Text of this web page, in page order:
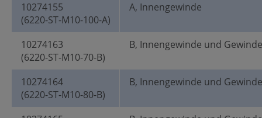
10274155
(6220-ST-M10-100-A)
A, Innengewinde
10274163
(6220-ST-M10-70-B)
B, Innengewinde und
10274164
(6220-ST-M10-80-B)
B, Innengewinde und